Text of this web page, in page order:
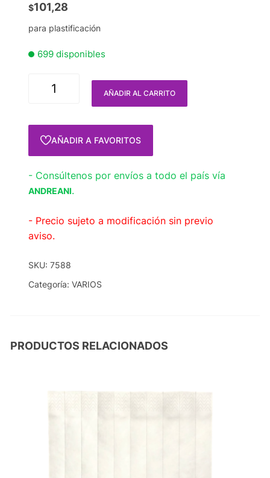
$101,28
para plastificación
699 disponibles
AÑADIR AL CARRITO
AÑADIR A FAVORITOS
- Consúltenos por envíos a todo el país vía
ANDREANI.
- Precio sujeto a modificación sin previo
aviso.
SKU:7588
Categoría:VARIOS
PRODUCTOS RELACIONADOS